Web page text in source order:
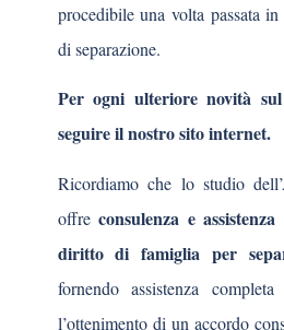
procedibile una volta passata
di separazione.
Per ogni ulteriore novità
seguire il nostro sito internet.
Ricordiamo che lo studio
offreconsulenza e
diritto di famiglia per
fornendo assistenza
l’ottenimento di un accordo